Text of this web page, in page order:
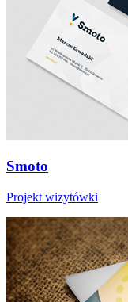
Smoto
Projekt wizytówki